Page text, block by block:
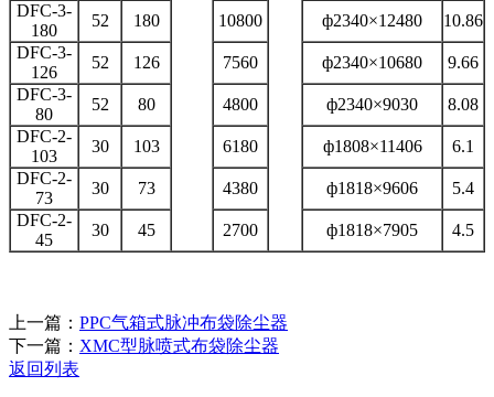
DFC-3-
180
52 180 10800 ф2340×12480
10.86
DFC-3-
126
52 126 7560 ф2340×10680
9.66
DFC-3-
80
52 80 4800 ф2340×9030
8.08
DFC-2-
103
30 103 6180 ф1808×11406
6.1
DFC-2-
73
30 73 4380 ф1818×9606
5.4
DFC-2-
45
30 45 2700 ф1818×7905 4.5
上一篇： PPC气箱式脉冲布袋除尘器
下一篇： XMC型脉喷式布袋除尘器
返回列表